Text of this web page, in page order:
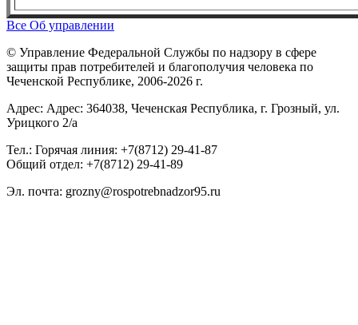
Все Об управлении
© Управление Федеральной Службы по надзору в сфере
защиты прав потребителей и благополучия человека по
Чеченской Республике, 2006-2026 г.
Адрес: Адрес: 364038, Чеченская Республика, г. Грозный, ул.
Урицкого 2/а
Тел.: Горячая линия: +7(8712) 29-41-87
Общий отдел: +7(8712) 29-41-89
Эл. почта: grozny@rospotrebnadzor95.ru